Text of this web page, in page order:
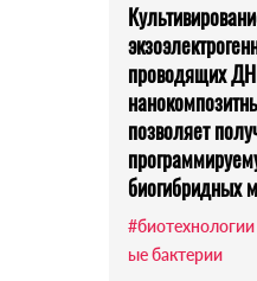
проводящих
позволяет
биогибридных
#биотехнологии
ые бактерии